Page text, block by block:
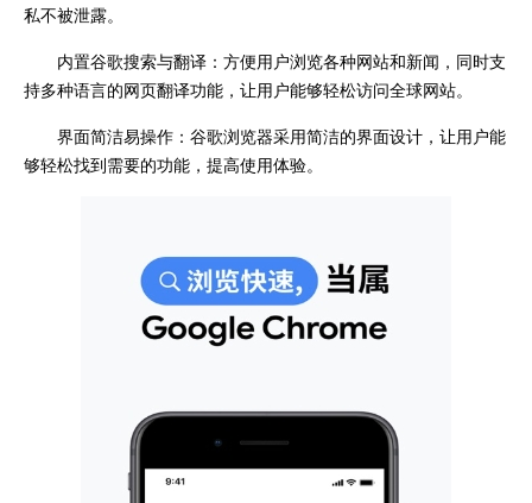
私不被泄露。
内置谷歌搜索与翻译：方便用户浏览各种网站和新闻，同时支
持多种语言的网页翻译功能，让用户能够轻松访问全球网站。
界面简洁易操作：谷歌浏览器采用简洁的界面设计，让用户能
够轻松找到需要的功能，提高使用体验。